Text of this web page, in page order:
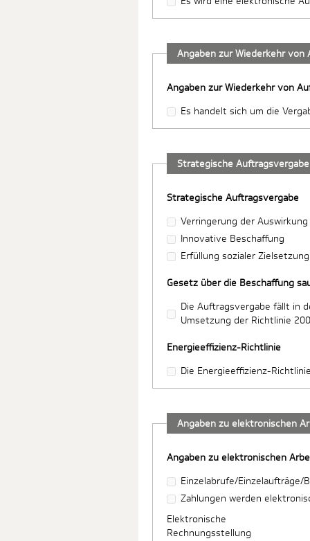
Angaben zur Wiederkehr von
Angaben zur Wiederkehr von
Es handelt sich um die
Strategische Auftragsvergabe
Strategische Auftragsvergabe
Verringerung der
Innovative Beschaffung
Erfüllung sozialer Zielsetzung
Gesetz über die Beschaffung
Die Auftragsvergabe fällt in
Umsetzung der Richtlinie
Energieeffizienz-Richtlinie
Die Energieeffizienz-
Angaben zu elektronischen
Angaben zu elektronischen
Einzelabrufe/
Zahlungen werden
Elektronische
Rechnungsstellung